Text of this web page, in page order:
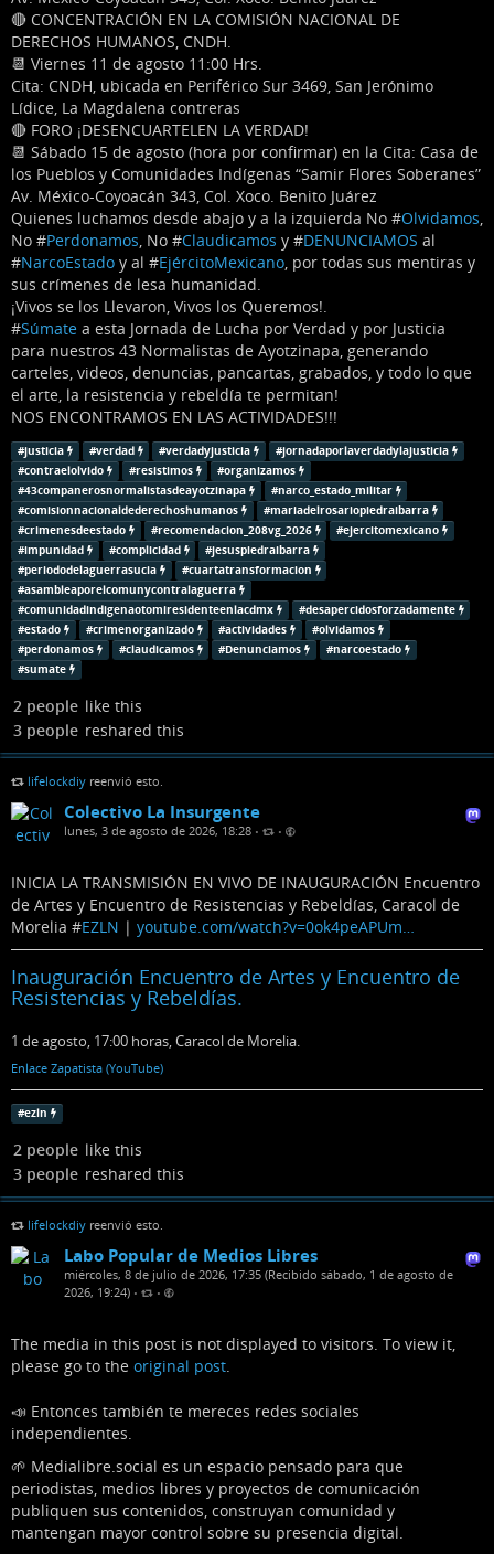
🔴 CONCENTRACIÓN EN LA COMISIÓN NACIONAL DE
DERECHOS HUMANOS, CNDH.
📆 Viernes 11 de agosto 11:00 Hrs.
Cita: CNDH, ubicada en Periférico Sur 3469, San Jerónimo
Lídice, La Magdalena contreras
🔴 FORO ¡DESENCUARTELEN LA VERDAD!
📆 Sábado 15 de agosto (hora por confirmar) en la Cita: Casa de
los Pueblos y Comunidades Indígenas “Samir Flores Soberanes”
Av. México-Coyoacán 343, Col. Xoco. Benito Juárez
Quienes luchamos desde abajo y a la izquierda No #Olvidamos,
No #Perdonamos, No #Claudicamos y #DENUNCIAMOS al
#NarcoEstado y al #EjércitoMexicano, por todas sus mentiras y
sus crímenes de lesa humanidad.
¡Vivos se los Llevaron, Vivos los Queremos!.
#Súmate a esta Jornada de Lucha por Verdad y por Justicia
para nuestros 43 Normalistas de Ayotzinapa, generando
carteles, videos, denuncias, pancartas, grabados, y todo lo que
el arte, la resistencia y rebeldía te permitan!
NOS ENCONTRAMOS EN LAS ACTIVIDADES!!!
#justicia #verdad #verdadyjusticia #jornadaporlaverdadylajusticia
#contraelolvido #resistimos #organizamos
#43companerosnormalistasdeayotzinapa #narco_estado_militar
#comisionnacionaldederechoshumanos #mariadelrosariopiedraibarra
#crimenesdeestado #recomendacion_208vg_2026 #ejercitomexicano
#impunidad #complicidad #jesuspiedraibarra
#periododelaguerrasucia #cuartatransformacion
#asambleaporelcomunycontralaguerra
#comunidadindigenaotomiresidenteenlacdmx #desapercidosforzadamente
#estado #crimenorganizado #actividades #olvidamos
#perdonamos #claudicamos #Denunciamos #narcoestado
#sumate
2 people like this
3 people reshared this
lifelockdiy reenvió esto.
Colectivo La Insurgente
lunes, 3 de agosto de 2026, 18:28 • •
INICIA LA TRANSMISIÓN EN VIVO DE INAUGURACIÓN Encuentro
de Artes y Encuentro de Resistencias y Rebeldías, Caracol de
Morelia #EZLN | youtube.com/watch?v=0ok4peAPUm…
Inauguración Encuentro de Artes y Encuentro de
Resistencias y Rebeldías.
1 de agosto, 17:00 horas, Caracol de Morelia.
Enlace Zapatista (YouTube)
#ezln
2 people like this
3 people reshared this
lifelockdiy reenvió esto.
Labo Popular de Medios Libres
miércoles, 8 de julio de 2026, 17:35 (Recibido sábado, 1 de agosto de
2026, 19:24) • •
The media in this post is not displayed to visitors. To view it,
please go to the original post.
📣 Entonces también te mereces redes sociales
independientes.
🌱 Medialibre.social es un espacio pensado para que
periodistas, medios libres y proyectos de comunicación
publiquen sus contenidos, construyan comunidad y
mantengan mayor control sobre su presencia digital.